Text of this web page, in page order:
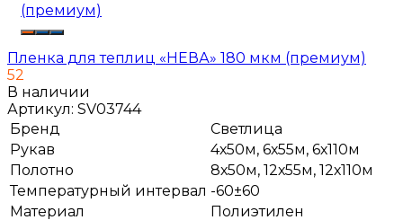
Пленка для теплиц «НЕВА» 180 мкм (премиум)
52
В наличии
Артикул: SV03744
Бренд
Светлица
Рукав
4х50м, 6х55м, 6х110м
Полотно
8х50м, 12х55м, 12х110м
Температурный интервал -60±60
Материал
Полиэтилен